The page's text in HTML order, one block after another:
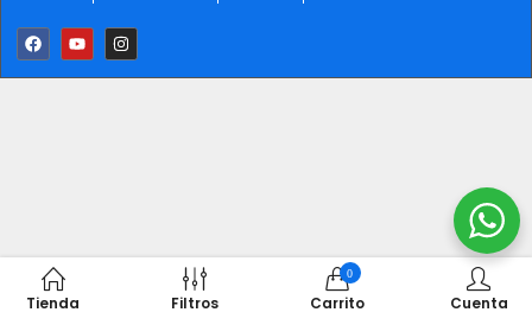
Tienda Filtros
0
Carrito Cuenta